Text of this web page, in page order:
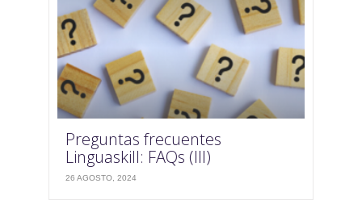
Preguntas frecuentes
Linguaskill: FAQs (III)
26 AGOSTO, 2024